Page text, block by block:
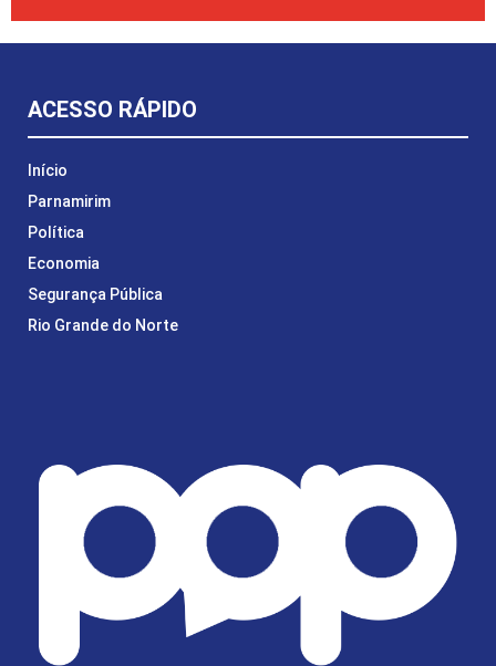
ACESSO RÁPIDO
Início
Parnamirim
Política
Economia
Segurança Pública
Rio Grande do Norte